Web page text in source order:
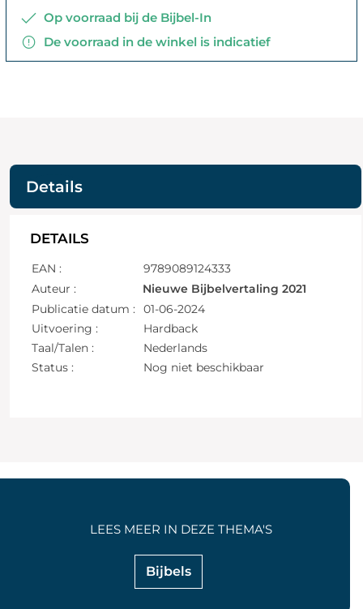
Op voorraad bij de Bijbel-In
De voorraad in de winkel is indicatief
Details
DETAILS
EAN :
9789089124333
Auteur :
Nieuwe Bijbelvertaling 2021
Publicatie datum :
01-06-2024
Uitvoering :
Hardback
Taal/Talen :
Nederlands
Status :
Nog niet beschikbaar
Bijbels
LEES MEER IN DEZE THEMA'S